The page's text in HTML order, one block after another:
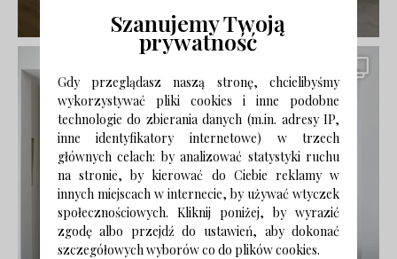
Szanujemy Twoją
prywatność
Gdy przeglądasz naszą stronę, chcielibyśmy
wykorzystywać pliki cookies i inne podobne
technologie do zbierania danych (m.in. adresy IP,
inne identyfikatory internetowe) w trzech
głównych celach: by analizować statystyki ruchu
na stronie, by kierować do Ciebie reklamy w
innych miejscach w internecie, by używać wtyczek
społecznościowych. Kliknij poniżej, by wyrazić
zgodę albo przejdź do ustawień, aby dokonać
szczegółowych wyborów co do plików cookies.